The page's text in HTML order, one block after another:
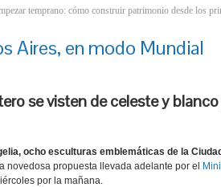
temprano: cómo construir patrimonio desde los
Aires, en modo Mundial
se visten de celeste y
ocho esculturas emblemáticas de la
novedosa propuesta llevada adelante por el
por la mañana.